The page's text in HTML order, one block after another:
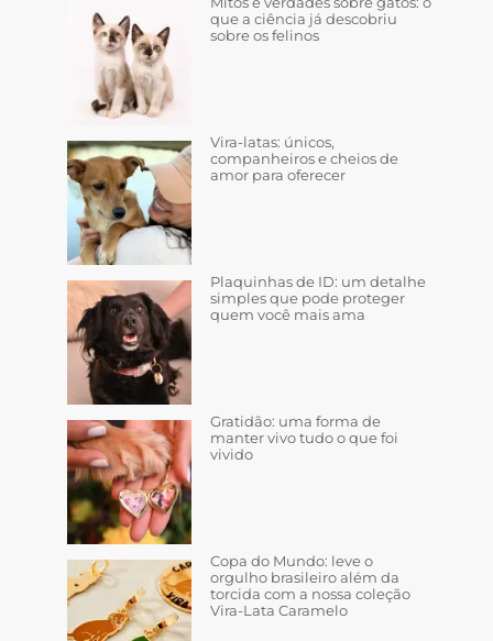
que a ciência já descobriu
sobre os felinos
Vira-latas: únicos,
companheiros e cheios de
amor para oferecer
Plaquinhas de ID: um detalhe
simples que pode proteger
quem você mais ama
Gratidão: uma forma de
manter vivo tudo o que foi
vivido
Copa do Mundo: leve o
orgulho brasileiro além da
torcida com a nossa coleção
Vira-Lata Caramelo